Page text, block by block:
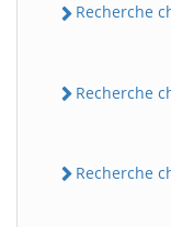
Recherche
Recherche
Recherche